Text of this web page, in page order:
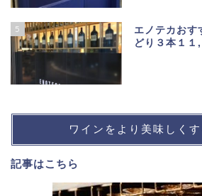
5
エノテカお
どり３本１１
ワインをより美味しく
記事はこちら